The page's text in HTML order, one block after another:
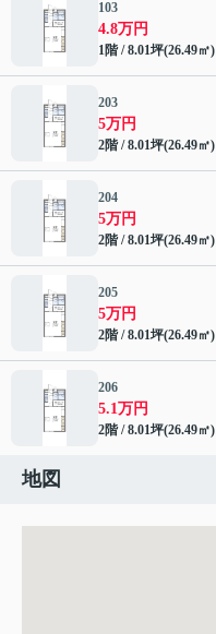
103
4.8万円
1階 / 8.01坪(26.49㎡)
203
5万円
2階 / 8.01坪(26.49㎡)
204
5万円
2階 / 8.01坪(26.49㎡)
205
5万円
2階 / 8.01坪(26.49㎡)
206
5.1万円
2階 / 8.01坪(26.49㎡)
地図